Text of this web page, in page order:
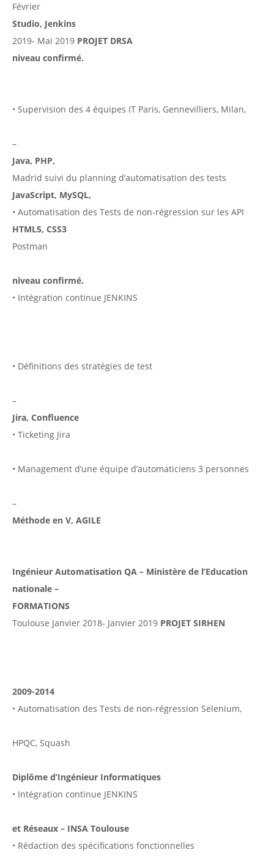
Février
Studio, Jenkins
2019- Mai 2019 PROJET DRSA
niveau confirmé.
• Supervision des 4 équipes IT Paris, Gennevilliers, Milan,
–
Java, PHP,
Madrid suivi du planning d’automatisation des tests
JavaScript, MySQL,
• Automatisation des Tests de non-régression sur les API
HTML5, CSS3
Postman
niveau confirmé.
• Intégration continue JENKINS
• Définitions des stratégies de test
–
Jira, Confluence
• Ticketing Jira
• Management d’une équipe d’automaticiens 3 personnes
–
Méthode en V, AGILE
Ingénieur Automatisation QA – Ministère de l’Education
nationale –
FORMATIONS
Toulouse Janvier 2018- Janvier 2019 PROJET SIRHEN
2009-2014
• Automatisation des Tests de non-régression Selenium,
HPQC, Squash
Diplôme d’Ingénieur Informatiques
• Intégration continue JENKINS
et Réseaux – INSA Toulouse
• Rédaction des spécifications fonctionnelles